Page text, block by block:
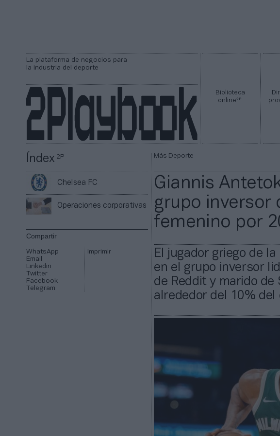
La plataforma de negocios para
la industria del deporte
Biblioteca
online2P
Índex2P
Chelsea FC
Operaciones corporativas
Compartir
WhatsApp
Email
Linkedin
Twitter
Facebook
Telegram
Imprimir
Más Deporte
Giannis
grupo inversor
femenino por
El jugador griego de
en el grupo inversor
de Reddit y marido de
alrededor del 10% del